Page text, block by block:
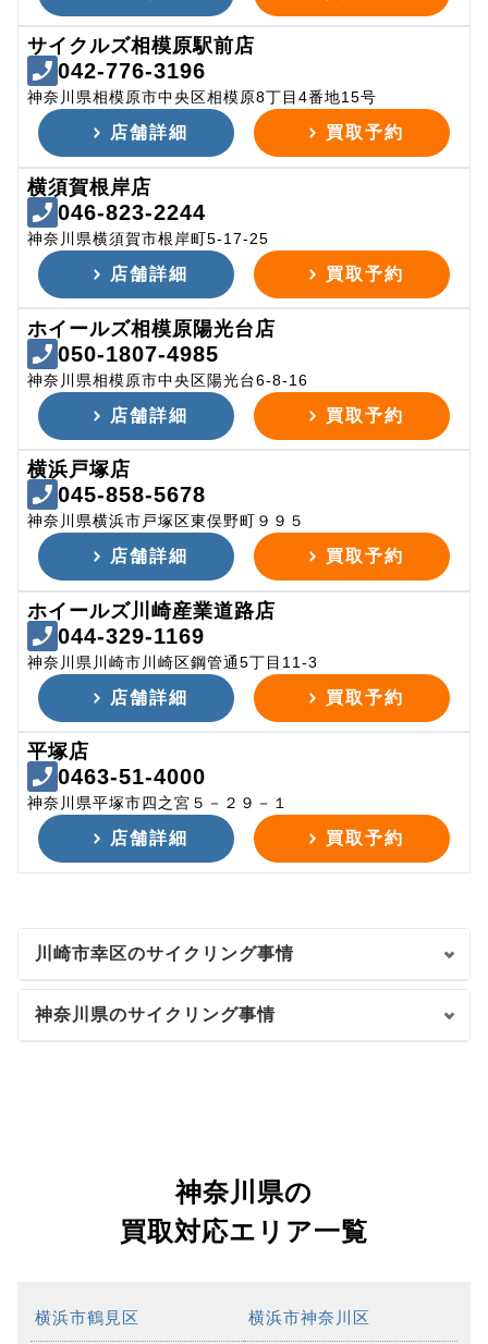
サイクルズ相模原駅前店
042-776-3196
神奈川県相模原市中央区相模原8丁目4番地15号
店舗詳細 買取予約
横須賀根岸店
046-823-2244
神奈川県横須賀市根岸町5-17-25
店舗詳細 買取予約
ホイールズ相模原陽光台店
050-1807-4985
神奈川県相模原市中央区陽光台6-8-16
店舗詳細 買取予約
横浜戸塚店
045-858-5678
神奈川県横浜市戸塚区東俣野町９９５
店舗詳細 買取予約
ホイールズ川崎産業道路店
044-329-1169
神奈川県川崎市川崎区鋼管通5丁目11-3
店舗詳細 買取予約
平塚店
0463-51-4000
神奈川県平塚市四之宮５－２９－１
店舗詳細 買取予約
川崎市幸区のサイクリング事情
神奈川県のサイクリング事情
神奈川県の
買取対応エリア一覧
横浜市鶴見区 横浜市神奈川区